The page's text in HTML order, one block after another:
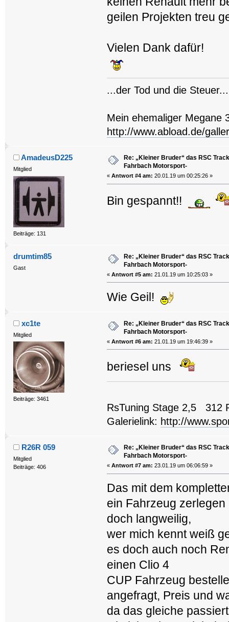
geilen Projekten treu
Vielen Dank dafür!
...der Tod und die Steuer...
Mein ehemaliger Megane
http://www.abload.de/
AmadeusD225
Mitglied
Beiträge: 131
Re: „Kleiner Bruder“ das RSC
Fahrbach Motorsport-
«Antwort #4 am: 20.01.19 um 00:25:26 »
Bin gespannt!!
drumtim85
Gast
Re: „Kleiner Bruder“ das RSC
Fahrbach Motorsport-
«Antwort #5 am: 21.01.19 um 10:25:03 »
Wie Geil!
xc1te
Mitglied
Beiträge: 3461
Re: „Kleiner Bruder“ das RSC
Fahrbach Motorsport-
«Antwort #6 am: 21.01.19 um 19:46:39 »
beriesel uns
RsTuning Stage 2,5 312
Galerielink: http://
R26R 059
Mitglied
Beiträge: 406
Re: „Kleiner Bruder“ das RSC
Fahrbach Motorsport-
«Antwort #7 am: 23.01.19 um 06:06:59 »
Das mit dem
ein Fahrzeug
doch langweilig,
wer mich kennt weiß
es doch auch noch
einen Clio 4
CUP Fahrzeug
angefragt, Preis und
da das gleiche passiert